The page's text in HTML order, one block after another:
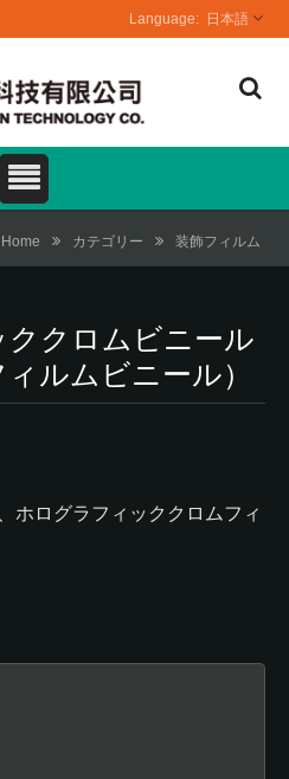
日本語
Home カテゴリー 装飾フィルム
クロムビニール
ルムビニール）
ホログラフィッククロムフィ